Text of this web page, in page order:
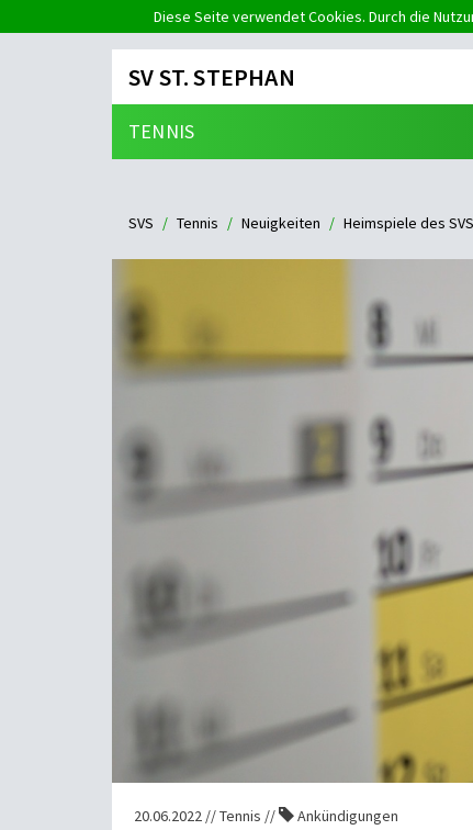
Diese Seite verwendet Cookies. Durch die
SV ST. STEPHAN
TENNIS
SVS Tennis Neuigkeiten Heimspiele des
20.06.2022 // Tennis // Ankündigungen